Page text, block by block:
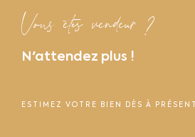
Vous êtes vendeur ?
N'attendez plus !
ESTIMEZ VOTRE BIEN DÈS À PRÉSENT